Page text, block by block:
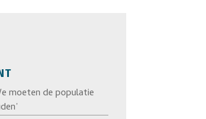
moeten de populatie